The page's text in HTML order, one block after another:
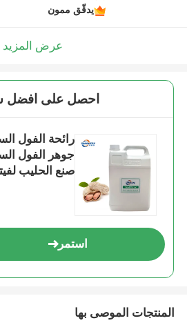
يدقّق ممون
عرض المزيد
احصل على افضل
رائحة الفول
جوهر الفول
صنع الحليب
استمر
المنتجات الموصى بها